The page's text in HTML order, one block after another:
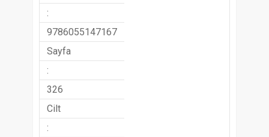
:
9786055147167
Sayfa
:
326
Cilt
: